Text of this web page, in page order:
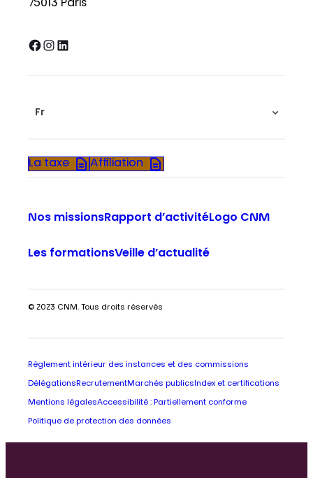
75013 Paris
Facebook InstagramLinkedIn
Fr
La taxe Affiliation
Nos missionsRapport d’activitéLogo CNM
Les formationsVeille d’actualité
© 2023 CNM. Tous droits réservés
Règlement intérieur des instances et des commissions
Délégations RecrutementMarchés publics Index et certifications
Mentions légalesAccessibilité : Partiellement conforme
Politique de protection des données